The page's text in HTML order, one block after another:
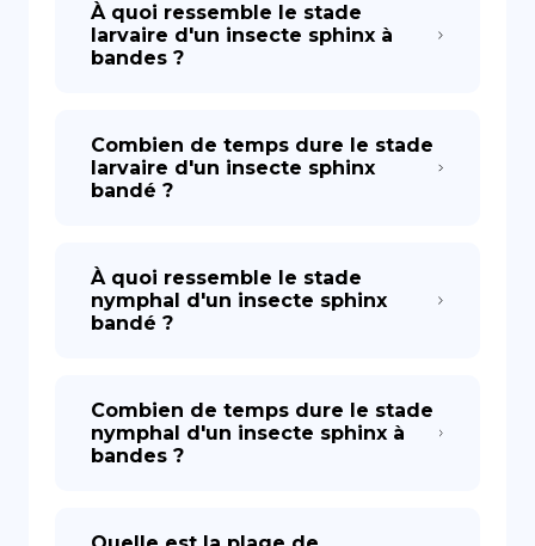
À quoi ressemble le stade
larvaire d'un insecte sphinx à
bandes ?
Combien de temps dure le stade
larvaire d'un insecte sphinx
bandé ?
À quoi ressemble le stade
nymphal d'un insecte sphinx
bandé ?
Combien de temps dure le stade
nymphal d'un insecte sphinx à
bandes ?